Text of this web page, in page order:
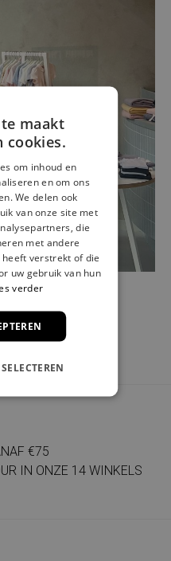
€75
IN ONZE 14 WINKELS
maakt
cookies.
om inhoud en
en om ons
We delen ook
van onze site met
die
met andere
verstrekt of die
uw gebruik van hun
verder